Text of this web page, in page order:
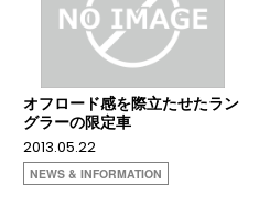
オフロード感を際立たせたラン
グラーの限定車
2013.05.22
NEWS & INFORMATION